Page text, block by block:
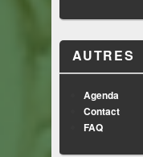
AUTRES
Agenda
Contact
FAQ